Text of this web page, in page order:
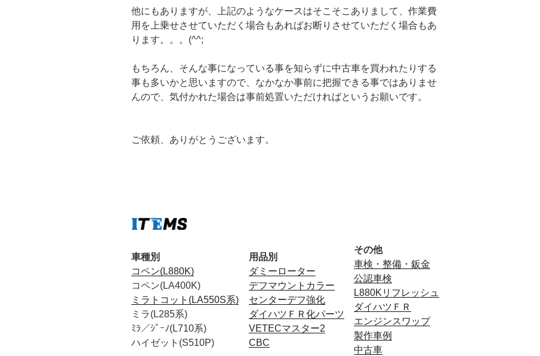
他にもありますが、上記のようなケースはそこそこありまして、作業費
用を上乗せさせていただく場合もあればお断りさせていただく場合もあ
ります。。。(^^;
もちろん、そんな事になっている事を知らずに中古車を買われたりする
事も多いかと思いますので、なかなか事前に把握できる事ではありませ
んので、気付かれた場合は事前処置いただければというお願いです。
ご依頼、ありがとうございます。
車種別
コペン(L880K)
コペン(LA400K)
ミラトコット(LA550S系)
ミラ(L285系)
ﾐﾗ／ｼﾞｰﾉ(L710系)
ハイゼット(S510P)
用品別
ダミーローター
デフマウントカラー
センターデフ強化
ダイハツＦＲ化パーツ
VETECマスター2
CBC
その他
車検・整備・鈑金
公認車検
L880Kリフレッシュ
ダイハツＦＲ
エンジンスワップ
製作車例
中古車